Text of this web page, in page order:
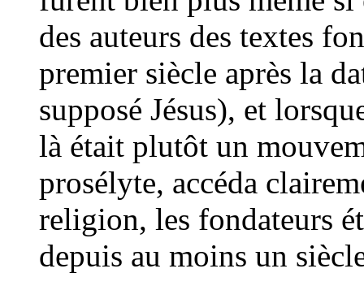
des auteurs des textes
premier siècle après la
supposé Jésus), et
là était plutôt un
prosélyte, accéda
religion, les fondateurs
depuis au moins un